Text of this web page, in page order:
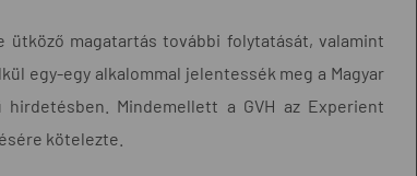
magatartás további folytatását, valamint
egy-egy alkalommal jelentessék meg a Magyar
Mindemellett a GVH az Experient
kötelezte.